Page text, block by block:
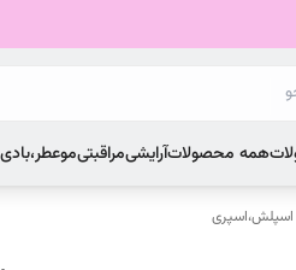
همه محصولاتآرایشیمراقبتیمو
اسپلش،اسپری